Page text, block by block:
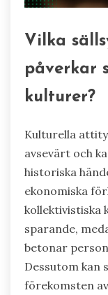
Vilka
påverkar
kulturer?
Kulturella
avsevärt och
historiska
ekonomiska
kollektivistiska
sparande,
betonar
Dessutom kan
förekomsten